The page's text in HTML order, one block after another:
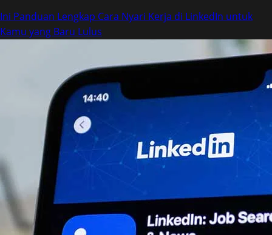
Ini Panduan Lengkap Cara Nyari Kerja di LinkedIn untuk
Kamu yang Baru Lulus